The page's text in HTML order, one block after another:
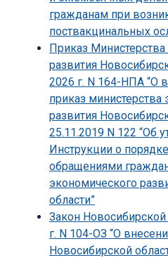
гражданам при
поствакцинальных
Приказ
развития
2026 г. N 164-НПА “О
приказ министерства
развития
25.11.2019 N 122 “Об
Инструкции о
обращениями
экономического
области”
Закон
г. N 104-ОЗ “О
Новосибирской